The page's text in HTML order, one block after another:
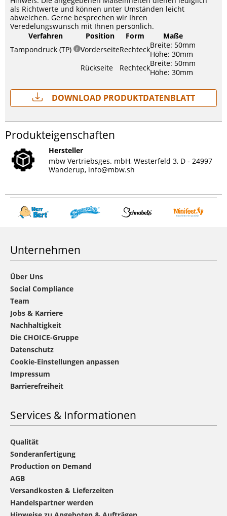
als Richtwerte und können unter Umständen leicht
abweichen. Gerne besprechen wir Ihren
Veredelungswunsch mit Ihnen persönlich.
Verfahren
Position Form
Maße
Tampondruck (TP)
VorderseiteRechteckBreite: 50mm
Höhe: 30mm
Rückseite
RechteckBreite: 50mm
Höhe: 30mm
Download Produktdatenblatt
Produkteigenschaften
Hersteller
mbw Vertriebsges. mbH, Westerfeld 3, D - 24997
Wanderup, info@mbw.sh
Unternehmen
Über Uns
Social Compliance
Team
Jobs & Karriere
Nachhaltigkeit
Die CHOICE-Gruppe
Datenschutz
Cookie-Einstellungen anpassen
Impressum
Barrierefreiheit
Services & Informationen
Qualität
Sonderanfertigung
Production on Demand
AGB
Versandkosten & Lieferzeiten
Handelspartner werden